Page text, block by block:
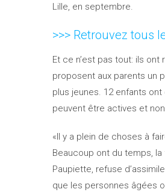
Lille, en septembre.
>>> Retrouvez tous
Et ce n’est pas tout: ils
proposent aux parents un
plus jeunes. 12 enfants
peuvent être actives et
«Il y a plein de choses à
Beaucoup ont du temps, la
Paupiette, refuse
que les personnes âgées